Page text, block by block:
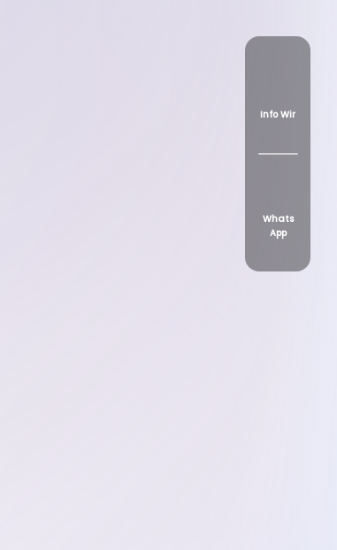
Info Wir
Whats
App